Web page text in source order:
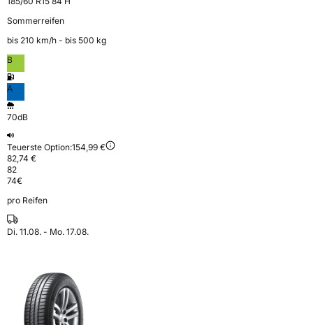
Sommerreifen
bis 210 km⁠/⁠h - bis 500 kg
B
A
70dB
Teuerste Option:154,99 €
82,74 €
82
74€
pro Reifen
Di. 11.08. - Mo. 17.08.